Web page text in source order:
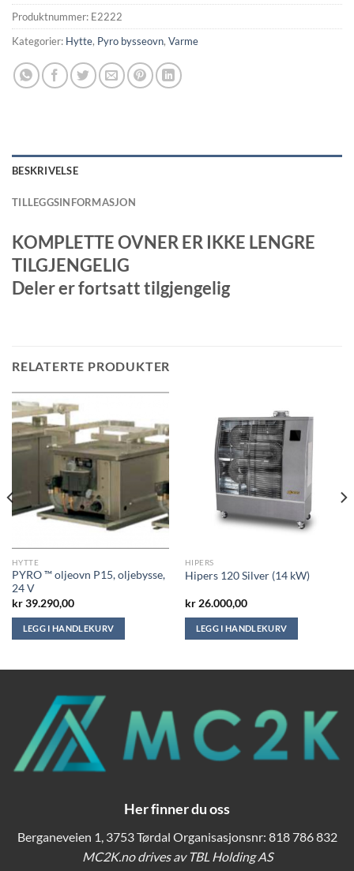
Produktnummer: E2222
Kategorier: Hytte, Pyro bysseovn, Varme
BESKRIVELSE
TILLEGGSINFORMASJON
KOMPLETTE OVNER ER IKKE LENGRE
TILGJENGELIG
Deler er fortsatt tilgjengelig
RELATERTE PRODUKTER
HYTTE
PYRO ™ oljeovn P15, oljebysse,
24 V
kr39.290,00
LEGG I HANDLEKURV
HIPERS
Hipers 120 Silver (14 kW)
kr26.000,00
LEGG I HANDLEKURV
Her finner du oss
Berganeveien 1, 3753 Tørdal Organisasjonsnr: 818 786 832
MC2K.no drives av TBL Holding AS